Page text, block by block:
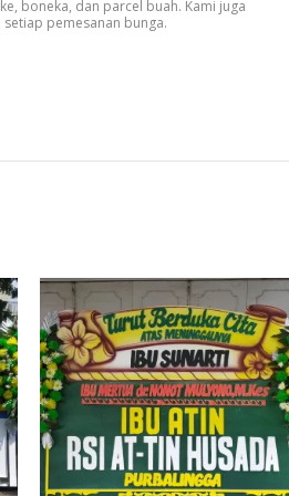
boneka, dan parcel buah. Kami juga
pemesanan bunga.